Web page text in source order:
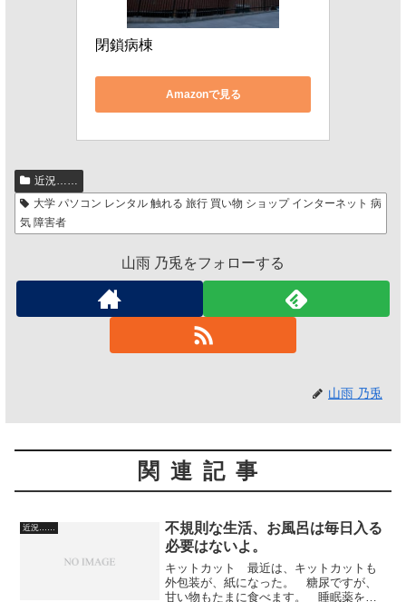
閉鎖病棟
Amazonで見る
近況……
大学 パソコン レンタル 触れる 旅行 買い物 ショップ インターネット 病
気 障害者
山雨 乃兎をフォローする
山雨 乃兎
関連記事
近況……
不規則な生活、お風呂は毎日入る
必要はないよ。
キットカット 最近は、キットカットも
外包装が、紙になった。 糖尿ですが、
甘い物もたまに食べます。 睡眠薬を飲